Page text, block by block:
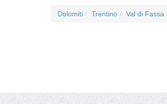
Dolomiti Trentino Val di Fassa